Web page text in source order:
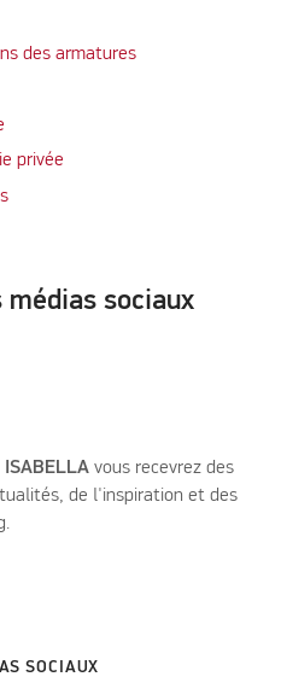
des armatures
privée
sociaux
ISABELLA vous recevrez des
de l'inspiration et des
SOCIAUX